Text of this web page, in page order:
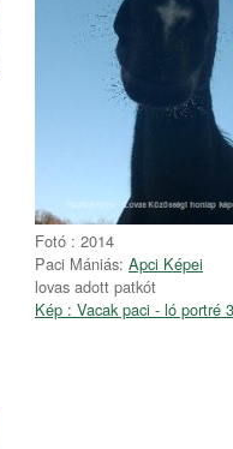
Fotó : 2014
Paci Mániás: Apci Képei
lovas adott patkót
Kép : Vacak paci - ló portré 3